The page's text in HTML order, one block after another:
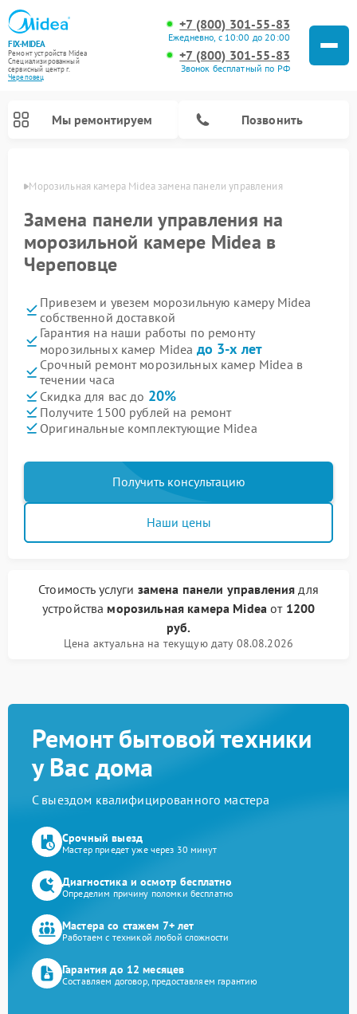
FIX-MIDEA
Ремонт устройств Midea
Специализированный
cервисный центр г.
Череповец
+7 (800) 301-55-83
Ежедневно, с 10:00 до 20:00
+7 (800) 301-55-83
Звонок бесплатный по РФ
Мы ремонтируем Позвонить
Морозильная камера Midea замена панели управления
Замена панели управления на
морозильной камере Midea в
Череповце
Привезем и увезем морозильную камеру Midea
собственной доставкой
Гарантия на наши работы по ремонту
морозильных камер Midea до 3-х лет
Срочный ремонт морозильных камер Midea в
течении часа
Скидка для вас до 20%
Получите 1500 рублей на ремонт
Оригинальные комплектующие Midea
Получить консультацию
Наши цены
Стоимость услуги замена панели управления для
устройства морозильная камера Midea от 1200
руб.
Цена актуальна на текущую дату 08.08.2026
Ремонт бытовой техники
у Вас дома
С выездом квалифицированного мастера
Срочный выезд
Мастер приедет уже через 30 минут
Диагностика и осмотр бесплатно
Определим причину поломки бесплатно
Мастера со стажем 7+ лет
Работаем с техникой любой сложности
Гарантия до 12 месяцев
Составляем договор, предоставляем гарантию